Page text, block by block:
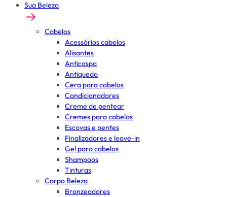
Sua Beleza
Cabelos
Acessórios cabelos
Alisantes
Anticaspa
Antiqueda
Cera para cabelos
Condicionadores
Creme de pentear
Cremes para cabelos
Escovas e pentes
Finalizadores e leave-in
Gel para cabelos
Shampoos
Tinturas
Corpo Beleza
Bronzeadores